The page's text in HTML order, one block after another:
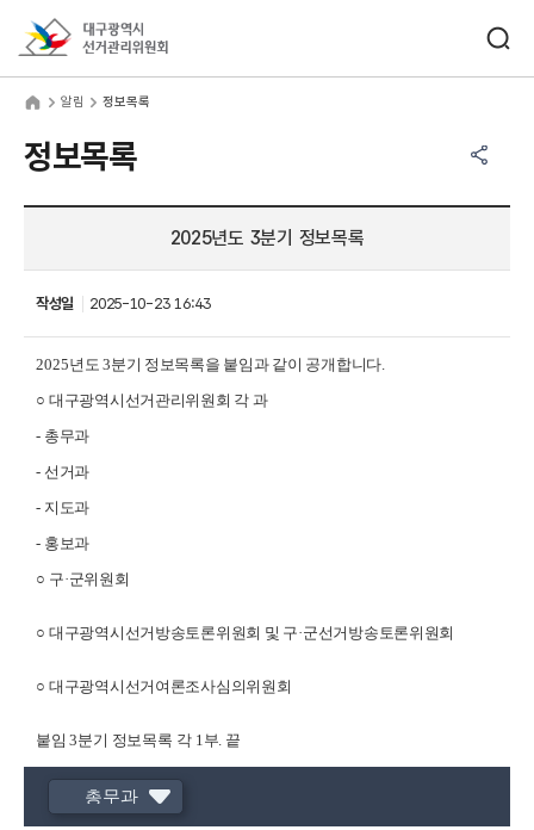
알림 정보목록
정보목록
2025년도 3분기 정보목록
작성일 2025-10-23 16:43
2025년도 3분기 정보목록을 붙임과 같이 공개합니다.
○ 대구광역시선거관리위원회 각 과
- 총무과
- 선거과
- 지도과
- 홍보과
○ 구·군위원회
○ 대구광역시선거방송토론위원회 및 구·군선거방송토론위원회
○ 대구광역시선거여론조사심의위원회
붙임 3분기 정보목록 각 1부. 끝